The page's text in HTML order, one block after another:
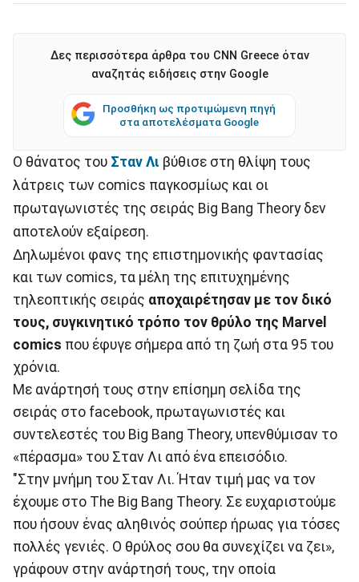
Δες περισσότερα άρθρα του CNN Greece όταν
αναζητάς ειδήσεις στην Google
Προσθήκη ως προτιμώμενη πηγή
στα αποτελέσματα Google
Ο θάνατος του Σταν Λι βύθισε στη θλίψη τους
λάτρεις των comics παγκοσμίως και οι
πρωταγωνιστές της σειράς Big Bang Theory δεν
αποτελούν εξαίρεση.
Δηλωμένοι φανς της επιστημονικής φαντασίας
και των comics, τα μέλη της επιτυχημένης
τηλεοπτικής σειράς αποχαιρέτησαν με τον δικό
τους, συγκινητικό τρόπο τον θρύλο της Marvel
comics που έφυγε σήμερα από τη ζωή στα 95 του
χρόνια.
Με ανάρτησή τους στην επίσημη σελίδα της
σειράς στο facebook, πρωταγωνιστές και
συντελεστές του Big Bang Theory, υπενθύμισαν το
«πέρασμα» του Σταν Λι από ένα επεισόδιο.
"Στην μνήμη του Σταν Λι. Ήταν τιμή μας να τον
έχουμε στο The Big Bang Theory. Σε ευχαριστούμε
που ήσουν ένας αληθινός σούπερ ήρωας για τόσες
πολλές γενιές. Ο θρύλος σου θα συνεχίζει να ζει»,
γράφουν στην ανάρτησή τους, την οποία